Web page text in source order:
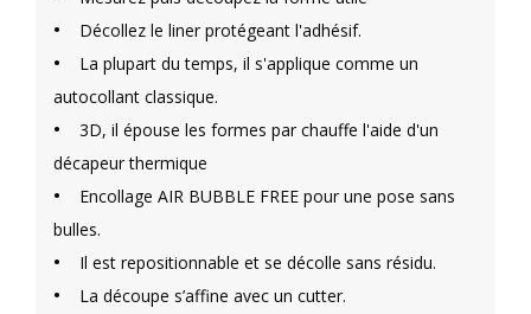
• Décollez le liner protégeant l'adhésif.
•
La plupart du temps, il s'applique comme un
autocollant classique.
• 3D, il épouse les formes par chauffe l'aide d'un
décapeur thermique
•
Encollage AIR BUBBLE FREE pour une pose sans
bulles.
• Il est repositionnable et se décolle sans résidu.
• La découpe s’affine avec un cutter.